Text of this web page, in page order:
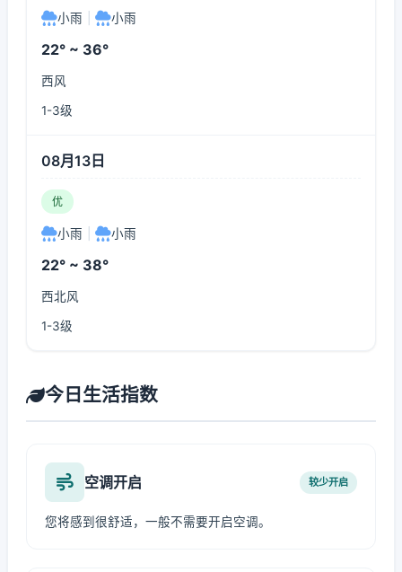
小雨 小雨
22° ~ 36°
西风
1-3级
08月13日
优
小雨 小雨
22° ~ 38°
西北风
1-3级
今日生活指数
空调开启 较少开启
您将感到很舒适，一般不需要开启空调。